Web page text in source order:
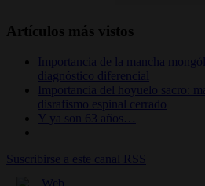
Artículos más vistos
Importancia de la mancha
diagnóstico diferencial
Importancia del hoyuelo sacro:
disrafismo espinal cerrado
Y ya son 63 años…
Suscribirse a este canal RSS